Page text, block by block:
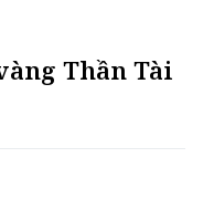
Thần Tài